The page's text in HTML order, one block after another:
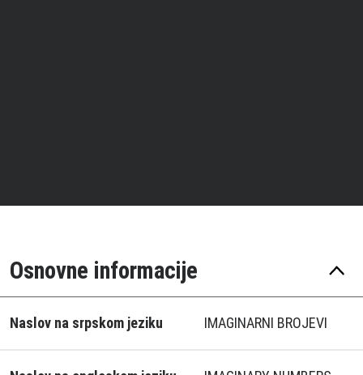
Osnovne informacije
Naslov na srpskom jeziku IMAGINARNI BROJEVI